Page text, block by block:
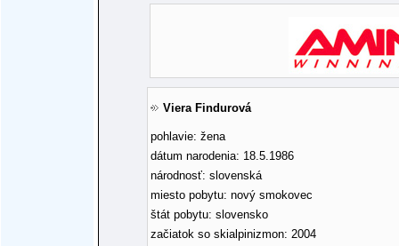
Viera Findurová
pohlavie: žena
dátum narodenia: 18.5.1986
národnosť: slovenská
miesto pobytu: nový smokovec
štát pobytu: slovensko
začiatok so skialpinizmon: 2004